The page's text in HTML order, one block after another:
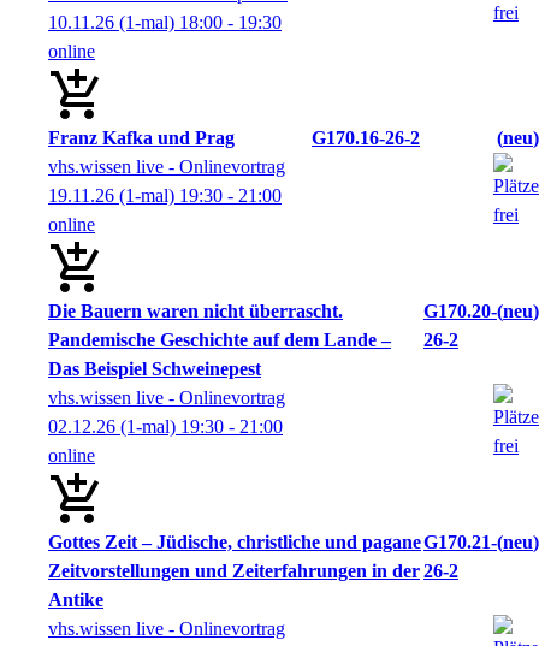
10.11.26 (1-mal) 18:00 - 19:30
online
Franz Kafka und Prag G170.16-26-2
neu
vhs.wissen live - Onlinevortrag
19.11.26 (1-mal) 19:30 - 21:00
online
Die Bauern waren nicht überrascht.
Pandemische Geschichte auf dem Lande –
Das Beispiel Schweinepest
G170.20-
26-2
neu
vhs.wissen live - Onlinevortrag
02.12.26 (1-mal) 19:30 - 21:00
online
Gottes Zeit – Jüdische, christliche und pagane
Zeitvorstellungen und Zeiterfahrungen in der
Antike
G170.21-
26-2
neu
vhs.wissen live - Onlinevortrag